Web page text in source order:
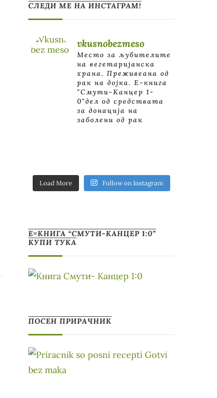
СЛЕДИ МЕ НА ИНСТАГРАМ!
vkusnobezmeso
Место за љубителите
на вегетаријанска
храна. Преживеана од
рак на дојка. E-книга
"Смути-Канцер 1-
0"дел од средствата
за донација на
заболени од рак
Load More Follow on Instagram
Е=КНИГА “СМУТИ-КАНЦЕР 1:0”
КУПИ ТУКА
ПОСЕН ПРИРАЧНИК